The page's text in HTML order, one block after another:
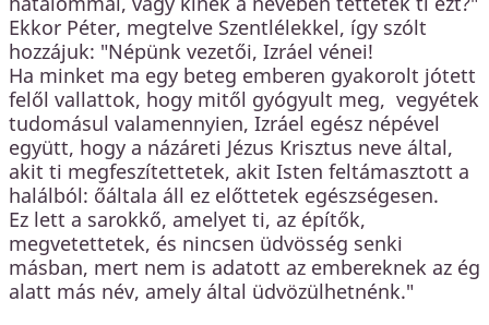
Ekkor Péter, megtelve Szentlélekkel, így szólt
hozzájuk: "Népünk vezetői, Izráel vénei!
Ha minket ma egy beteg emberen gyakorolt jótett
felől vallattok, hogy mitől gyógyult meg, vegyétek
tudomásul valamennyien, Izráel egész népével
együtt, hogy a názáreti Jézus Krisztus neve által,
akit ti megfeszítettetek, akit Isten feltámasztott a
halálból: őáltala áll ez előttetek egészségesen.
Ez lett a sarokkő, amelyet ti, az építők,
megvetettetek, és nincsen üdvösség senki
másban, mert nem is adatott az embereknek az ég
alatt más név, amely által üdvözülhetnénk."